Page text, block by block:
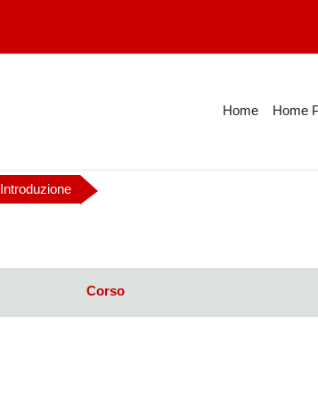
Home Home
Introduzione
Corso